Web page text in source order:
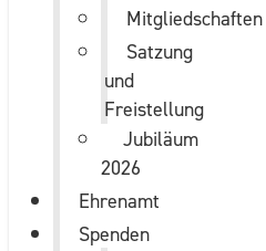
Mitgliedschaften
Satzung
und
Freistellung
Jubiläum
2026
Ehrenamt
Spenden